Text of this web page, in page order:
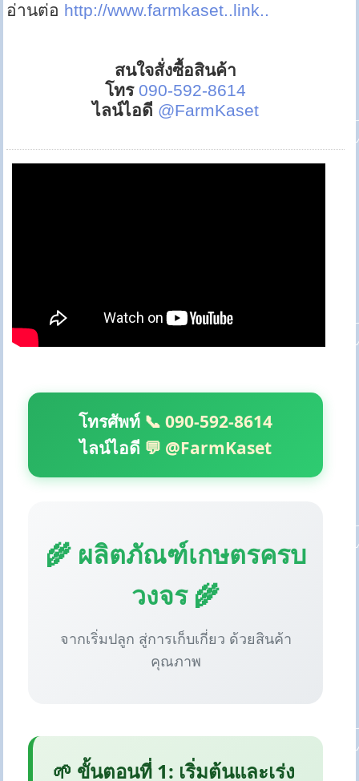
อ่านต่อ http://www.farmkaset..link..
สนใจสั่งซื้อสินค้า
โทร 090-592-8614
ไลน์ไอดี @FarmKaset
โทรศัพท์ 📞 090-592-8614
ไลน์ไอดี 💬 @FarmKaset
🌾 ผลิตภัณฑ์เกษตรครบ
วงจร 🌾
จากเริ่มปลูก สู่การเก็บเกี่ยว ด้วยสินค้า
คุณภาพ
🌱 ขั้นตอนที่ 1: เริ่มต้นและเร่ง